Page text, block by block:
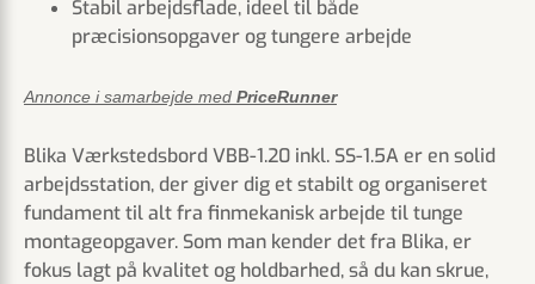
Stabil arbejdsflade, ideel til både
præcisionsopgaver og tungere arbejde
Annonce i samarbejde med PriceRunner
Blika Værkstedsbord VBB-1.20 inkl. SS-1.5A er en solid
arbejdsstation, der giver dig et stabilt og organiseret
fundament til alt fra finmekanisk arbejde til tunge
montageopgaver. Som man kender det fra Blika, er
fokus lagt på kvalitet og holdbarhed, så du kan skrue,